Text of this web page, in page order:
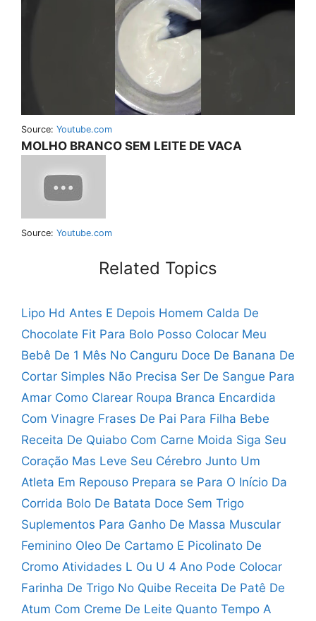
Source: Youtube.com
MOLHO BRANCO SEM LEITE DE VACA
Source: Youtube.com
Related Topics
Lipo Hd Antes E Depois Homem Calda De
Chocolate Fit Para Bolo Posso Colocar Meu
Bebê De 1 Mês No Canguru Doce De Banana De
Cortar Simples Não Precisa Ser De Sangue Para
Amar Como Clarear Roupa Branca Encardida
Com Vinagre Frases De Pai Para Filha Bebe
Receita De Quiabo Com Carne Moida Siga Seu
Coração Mas Leve Seu Cérebro Junto Um
Atleta Em Repouso Prepara se Para O Início Da
Corrida Bolo De Batata Doce Sem Trigo
Suplementos Para Ganho De Massa Muscular
Feminino Oleo De Cartamo E Picolinato De
Cromo Atividades L Ou U 4 Ano Pode Colocar
Farinha De Trigo No Quibe Receita De Patê De
Atum Com Creme De Leite Quanto Tempo A